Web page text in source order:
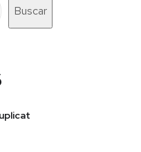
Buscar